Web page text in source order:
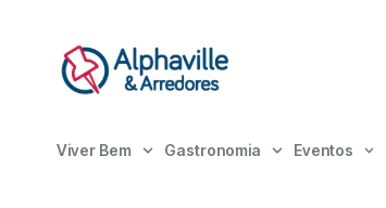
Viver Bem Gastronomia Eventos